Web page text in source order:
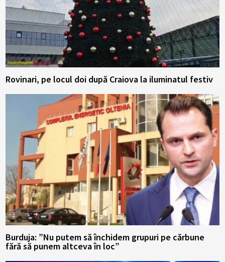
Rovinari, pe locul doi după Craiova la iluminatul festiv
Burduja: ”Nu putem să închidem grupuri pe cărbune
fără să punem altceva în loc”